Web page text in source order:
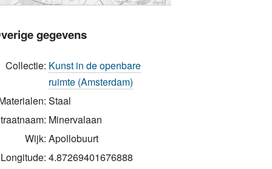
gegevens
Collectie: Kunst in de openbare
ruimte (Amsterdam)
Staal
Minervalaan
Wijk: Apollobuurt
Longitude: 4.87269401676888